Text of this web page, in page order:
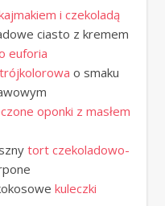
i czekoladą
ciasto z kremem
euforia
o smaku
oponki z masłem
tort czekoladowo-
kuleczki